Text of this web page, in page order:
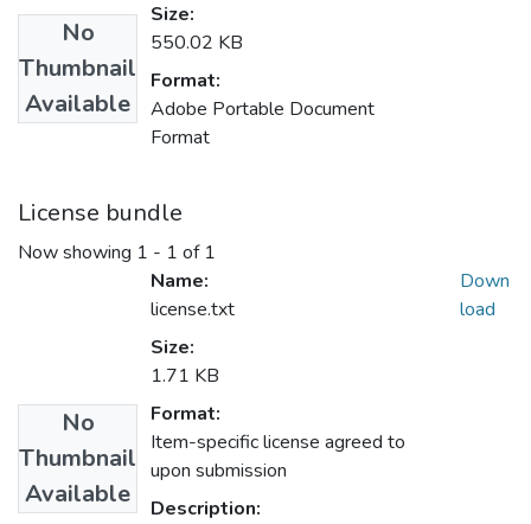
No
Thumbnail
Available
Size:
550.02 KB
Format:
Adobe Portable Document
Format
License bundle
Now showing 1 - 1 of 1
No
Thumbnail
Available
Name:
license.txt
Size:
1.71 KB
Format:
Item-specific license agreed to
upon submission
Description:
Down
load